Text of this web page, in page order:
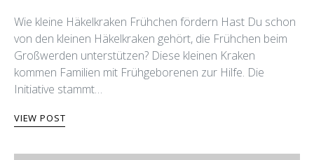
Wie kleine Häkelkraken Frühchen fördern Hast Du schon
von den kleinen Häkelkraken gehört, die Frühchen beim
Großwerden unterstützen? Diese kleinen Kraken
kommen Familien mit Frühgeborenen zur Hilfe. Die
Initiative stammt…
VIEW POST